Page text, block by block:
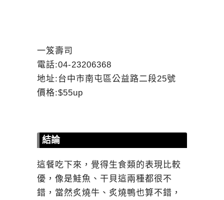
一笈壽司
電話:04-23206368
地址:台中市南屯區公益路二段25號
價格:$55up
結論
這餐吃下來，覺得生食類的表現比較
優，像是鮭魚、干貝這兩種都很不
錯，當然炙燒牛、炙燒鴨也算不錯，